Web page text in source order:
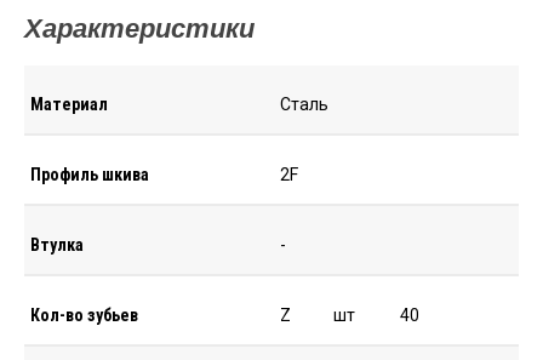
Характеристики
Материал Сталь
Профиль шкива 2F
Втулка -
Кол-во зубьев Z шт 40